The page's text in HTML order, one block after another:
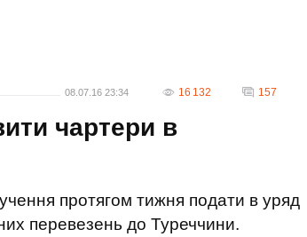
08.07.16 23:34 16 132 157
чартери в
протягом тижня подати в уряд
перевезень до Туреччини.